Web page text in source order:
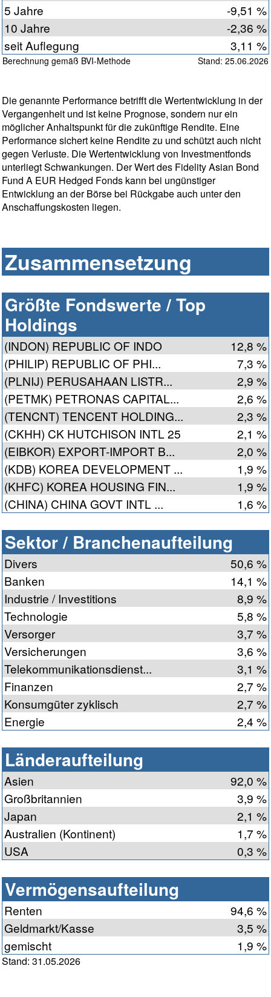
5 Jahre
-9,51 %
10 Jahre
-2,36 %
seit Auflegung
3,11 %
Berechnung gemäß BVI-Methode Stand: 25.06.2026
Die genannte Performance betrifft die Wertentwicklung in der
Vergangenheit und ist keine Prognose, sondern nur ein
möglicher Anhaltspunkt für die zukünftige Rendite. Eine
Performance sichert keine Rendite zu und schützt auch nicht
gegen Verluste. Die Wertentwicklung von Investmentfonds
unterliegt Schwankungen. Der Wert des Fidelity Asian Bond
Fund A EUR Hedged Fonds kann bei ungünstiger
Entwicklung an der Börse bei Rückgabe auch unter den
Anschaffungskosten liegen.
Zusammensetzung
Größte Fondswerte / Top
Holdings
(INDON) REPUBLIC OF INDO
12,8 %
(PHILIP) REPUBLIC OF PHI...
7,3 %
(PLNIJ) PERUSAHAAN LISTR...
2,9 %
(PETMK) PETRONAS CAPITAL...
2,6 %
(TENCNT) TENCENT HOLDING...
2,3 %
(CKHH) CK HUTCHISON INTL 25
2,1 %
(EIBKOR) EXPORT-IMPORT B...
2,0 %
(KDB) KOREA DEVELOPMENT ...
1,9 %
(KHFC) KOREA HOUSING FIN...
1,9 %
(CHINA) CHINA GOVT INTL ...
1,6 %
Sektor / Branchenaufteilung
Divers
50,6 %
Banken
14,1 %
Industrie / Investitions
8,9 %
Technologie
5,8 %
Versorger
3,7 %
Versicherungen
3,6 %
Telekommunikationsdienst...
3,1 %
Finanzen
2,7 %
Konsumgüter zyklisch
2,7 %
Energie
2,4 %
Länderaufteilung
Asien
92,0 %
Großbritannien
3,9 %
Japan
2,1 %
Australien (Kontinent)
1,7 %
USA
0,3 %
Vermögensaufteilung
Renten
94,6 %
Geldmarkt/Kasse
3,5 %
gemischt
1,9 %
Stand: 31.05.2026